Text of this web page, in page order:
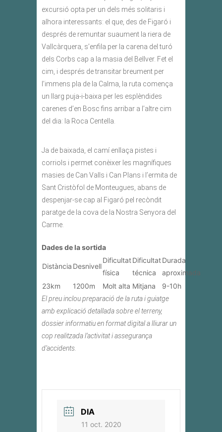
excursió opta per un dels més solitaris i
alhora interessants: el que, des de Figaró i
després de remuntar suaument la riera de
Vallcàrquera, s’enfila per la carena del turó
dels Corbs cap a la masia del Bellver. Fet el
cim, i després de transitar breument per
l’immens pla de la Calma, la ruta comença
un llarg puja-i-baixa per les esplèndides
carenes d’en Bosc fins arribar a l’altre cim
del dia: la Roca Centella.
Ja de baixada, el camí enllaça pistes i
corriols i permet conèixer les magnífiques
masies de Can Valls i Can Plans i l’ermita de
Sant Cristòfol de Monteugues, abans de
despenjar-se cap al Figaró pel recòndit
paratge de la cova de la Nostra Senyora del
Carme.
Dades de la sortida
Distància Desnivell
Dificultat
física
Dificultat
técnica
Durada
aproximada
23km
1200m Molt alta Mitjana 9-10h
El preu inclou preparació de la ruta i guiatge
amb explicació detallada sobre el terreny,
dossier informatiu en format digital a lliurar un
cop realitzada l’activitat i assegurança
d’accidents.
DIA
11 oct. 2020